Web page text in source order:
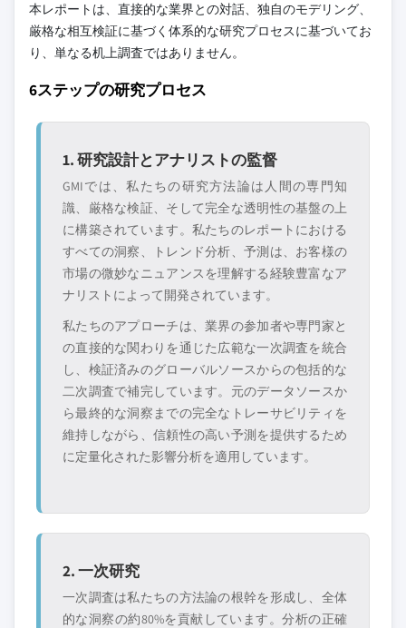
3.9 ポーターの分析
3.10 PESTEL分析
8.6.2 南アフリカ
8.6.3 アラブ首長国連邦
ルセクションは戦略的に重要なプレイヤーに
焦点を当てており、市場規模の範囲を定義す
るものではありません。
競合環境には以下も含まれる可能性があります
域・国内限定のリ
ーダー企業
やチャネルパート
ナー
新興の破壊的企
業、スタートアッ
プ、または隣接業
界からの参入者
特定の用途やエン
ドユースに特化し
たニッチプレイヤ
ー
無料カスタマイズ - レポート価値の最大
20%
特定のデータが必要ですか？カスタマイ
ズをリクエストして、正確な要件に合わ
せた洞察を入手してください。
カスタマイズを依頼する →
本レポートは、直接的な業界との対話、独自のモデリング、
厳格な相互検証に基づく体系的な研究プロセスに基づいてお
り、単なる机上調査ではありません。
6ステップの研究プロセス
1. 研究設計とアナリストの監督
GMIでは、私たちの研究方法論は人間の専門知
識、厳格な検証、そして完全な透明性の基盤の上
に構築されています。私たちのレポートにおける
すべての洞察、トレンド分析、予測は、お客様の
市場の微妙なニュアンスを理解する経験豊富なア
ナリストによって開発されています。
私たちのアプローチは、業界の参加者や専門家と
の直接的な関わりを通じた広範な一次調査を統合
し、検証済みのグローバルソースからの包括的な
二次調査で補完しています。元のデータソースか
ら最終的な洞察までの完全なトレーサビリティを
維持しながら、信頼性の高い予測を提供するため
に定量化された影響分析を適用しています。
2. 一次研究
一次調査は私たちの方法論の根幹を形成し、全体
的な洞察の約80%を貢献しています。分析の正確